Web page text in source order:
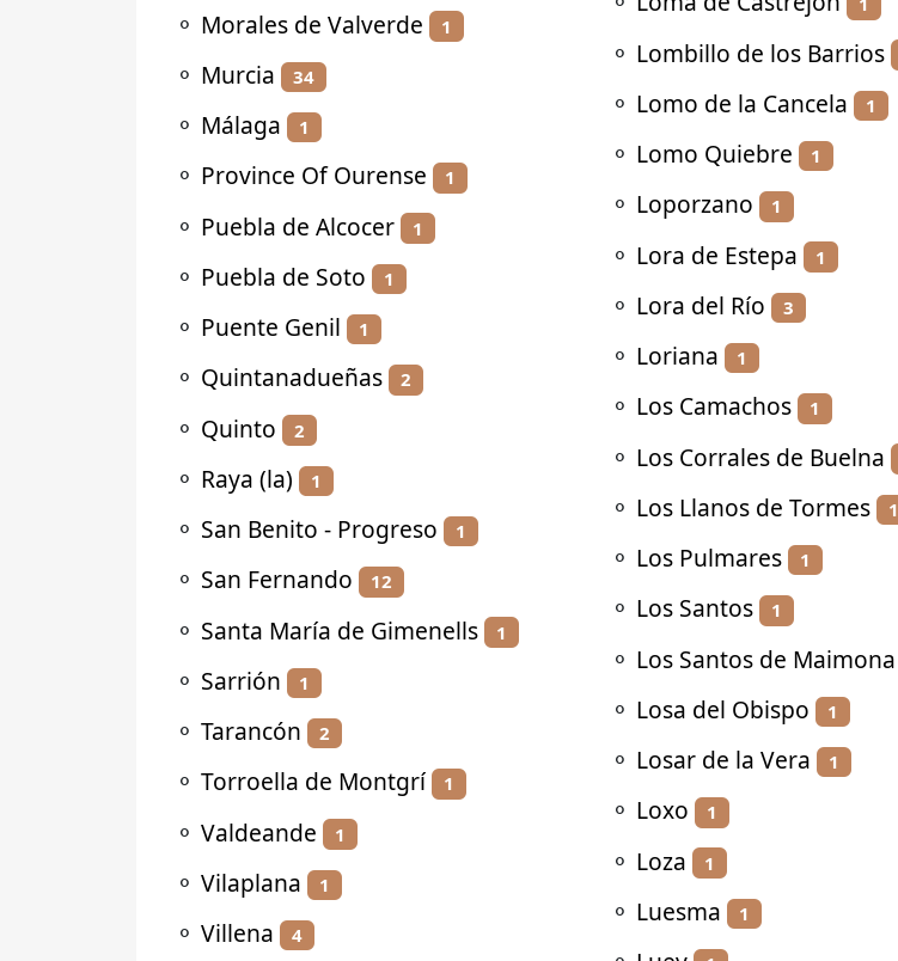
⚬ Morales de Valverde 1
⚬ Murcia 34
⚬ Málaga 1
⚬ Province Of Ourense 1
⚬ Puebla de Alcocer 1
⚬ Puebla de Soto 1
⚬ Puente Genil 1
⚬ Quintanadueñas 2
⚬ Quinto 2
⚬ Raya (la) 1
⚬ San Benito - Progreso 1
⚬ San Fernando 12
⚬ Santa María de Gimenells 1
⚬ Sarrión 1
⚬ Tarancón 2
⚬ Torroella de Montgrí 1
⚬ Valdeande 1
⚬ Vilaplana 1
⚬ Villena 4
⚬ Lombillo de los Barrios
⚬ Lomo de la Cancela 1
⚬ Lomo Quiebre 1
⚬ Loporzano 1
⚬ Lora de Estepa 1
⚬ Lora del Río 3
⚬ Loriana 1
⚬ Los Camachos 1
⚬ Los Corrales de Buelna
⚬ Los Llanos de Tormes 1
⚬ Los Pulmares 1
⚬ Los Santos 1
⚬ Los Santos de Maimona
⚬ Losa del Obispo 1
⚬ Losar de la Vera 1
⚬ Loxo 1
⚬ Loza 1
⚬ Luesma 1